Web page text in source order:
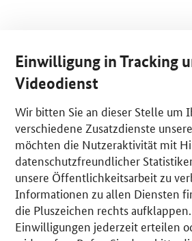
Einwilligung in Tracking
Videodienst
Wir bitten Sie an dieser Stelle um
verschiedene Zusatzdienste
möchten die Nutzeraktivität mit
datenschutzfreundlicher
unsere Öffentlichkeitsarbeit zu
Informationen zu allen Diensten
die Pluszeichen rechts
Einwilligungen jederzeit erteilen